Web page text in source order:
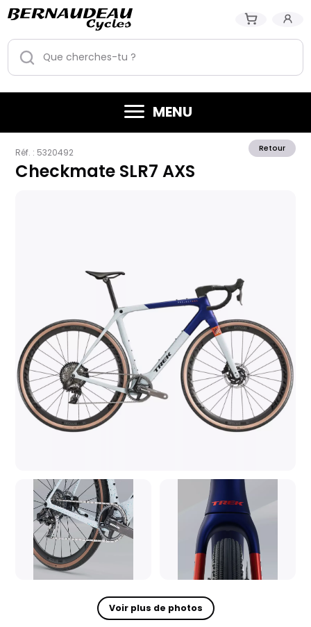
MENU
Retour
Réf. : 5320492
Checkmate SLR7 AXS
Voir plus de photos